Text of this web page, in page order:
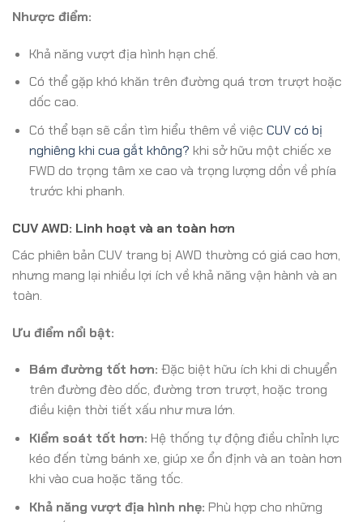
Nhược điểm:
Khả năng vượt địa hình hạn chế.
Có thể gặp khó khăn trên đường quá trơn trượt hoặc
dốc cao.
Có thể bạn sẽ cần tìm hiểu thêm về việc CUV có bị
nghiêng khi cua gắt không? khi sở hữu một chiếc xe
FWD do trọng tâm xe cao và trọng lượng dồn về phía
trước khi phanh.
CUV AWD: Linh hoạt và an toàn hơn
Các phiên bản CUV trang bị AWD thường có giá cao hơn,
nhưng mang lại nhiều lợi ích về khả năng vận hành và an
toàn.
Ưu điểm nổi bật:
Bám đường tốt hơn: Đặc biệt hữu ích khi di chuyển
trên đường đèo dốc, đường trơn trượt, hoặc trong
điều kiện thời tiết xấu như mưa lớn.
Kiểm soát tốt hơn: Hệ thống tự động điều chỉnh lực
kéo đến từng bánh xe, giúp xe ổn định và an toàn hơn
khi vào cua hoặc tăng tốc.
Khả năng vượt địa hình nhẹ: Phù hợp cho những